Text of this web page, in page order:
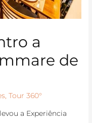
a
de
,Tour 360°
a Experiência